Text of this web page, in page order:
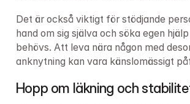
Det är också viktigt för stödjande
hand om sig själva och söka egen
behövs. Att leva nära någon med
anknytning kan vara känslomässigt
Hopp om läkning och